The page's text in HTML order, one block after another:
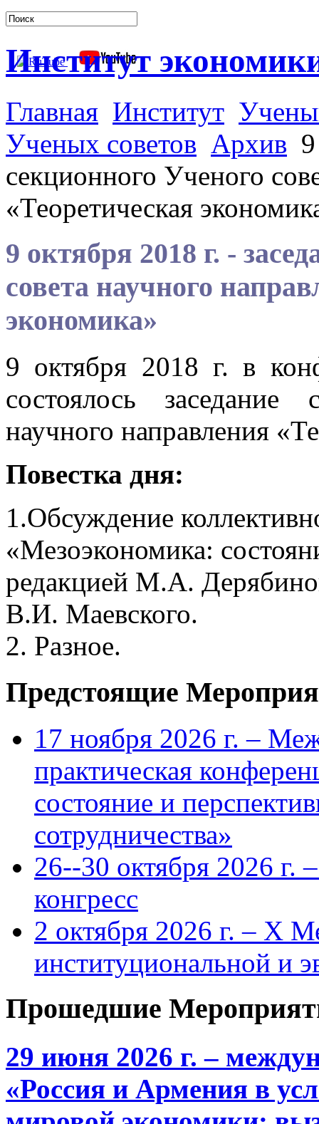
Институт
Главная Институт
Ученых советов Архив
секционного Ученого
«Теоретическая
9 октября 2018 г. -
совета научного
экономика»
9 октября 2018 г. в
состоялось заседание
научного направления
Повестка дня:
1.Обсуждение
«Мезоэкономика:
редакцией М.А.
В.И. Маевского.
2. Разное.
Предстоящие
17 ноября 2026 г. –
практическая
состояние и
сотрудничества»
26--30 октября 2026 г.
конгресс
2 октября 2026 г. – X
институциональной и
Прошедшие
29 июня 2026 г. –
«Россия и Армения в